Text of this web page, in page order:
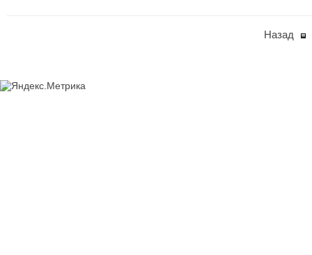
Назад